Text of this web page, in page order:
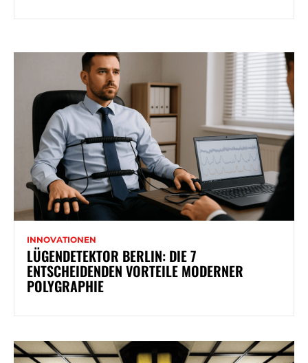
INNOVATIONEN
LÜGENDETEKTOR BERLIN: DIE 7
ENTSCHEIDENDEN VORTEILE MODERNER
POLYGRAPHIE